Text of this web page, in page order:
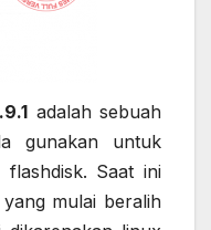
adalah sebuah
gunakan untuk
Saat ini
mulai beralih